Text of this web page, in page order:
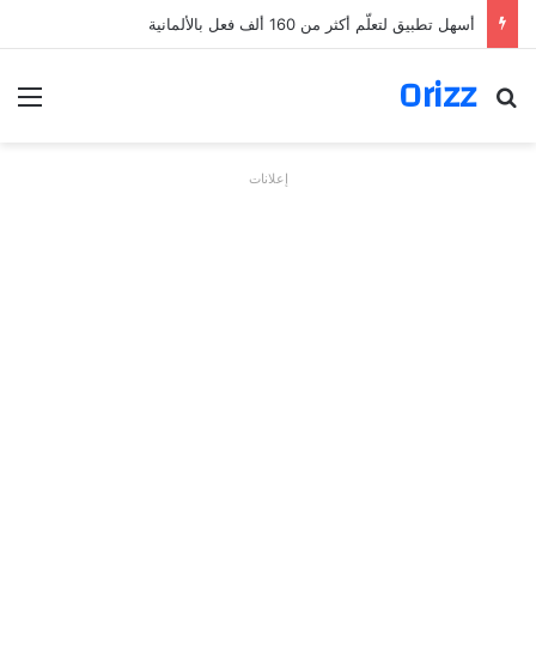
أسهل تطبيق لتعلّم أكثر من 160 ألف فعل بالألمانية
Orizz
بحث عن
إعلانات